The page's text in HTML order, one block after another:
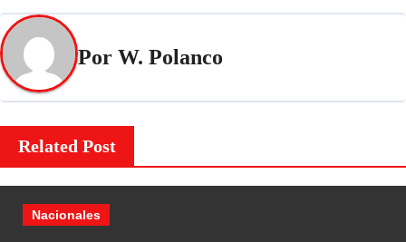
Por W. Polanco
Related Post
Nacionales